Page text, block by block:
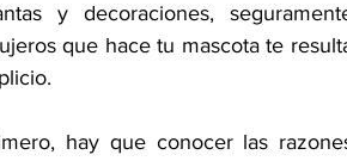
y decoraciones,
que hace tu mascota te
hay que conocer las